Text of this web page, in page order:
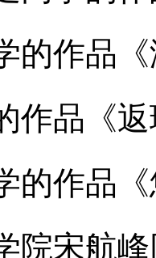
作品《
品《返
作品《
宋航峰